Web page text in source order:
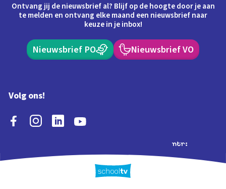
Ontvang jij de nieuwsbrief al? Blijf op de hoogte door je aan
te melden en ontvang elke maand een nieuwsbrief naar
keuze in je inbox!
Nieuwsbrief PO Nieuwsbrief VO
Volg ons!